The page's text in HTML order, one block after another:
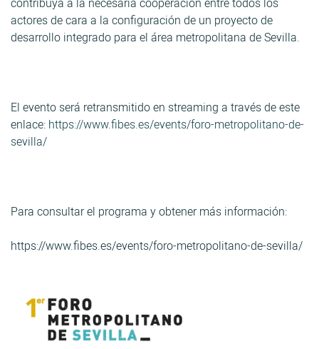
actores de cara a la configuración de un proyecto de
desarrollo integrado para el área metropolitana de Sevilla.
El evento será retransmitido en streaming a través de este
enlace: https://www.fibes.es/events/foro-metropolitano-de-
sevilla/
Para consultar el programa y obtener más información:
https://www.fibes.es/events/foro-metropolitano-de-sevilla/